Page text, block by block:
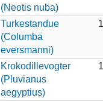
(Neotis nuba)
Turkestandue
(Columba
eversmanni)
1
Krokodillevogter
(Pluvianus
aegyptius)
1